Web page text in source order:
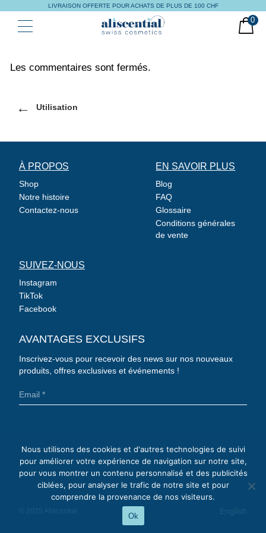
LIVRAISON OFFERTE POUR ACHATS DE PLUS DE 100 CHF
BOUTIQUE
BLOG
CONNEXION
0
Les commentaires sont fermés.
← Utilisation
À PROPOS
Shop
Notre histoire
Contactez-nous
EN SAVOIR PLUS
Blog
FAQ
Glossaire
Conditions générales
de vente
SUIVEZ-NOUS
Instagram
TikTok
Facebook
AVANTAGES EXCLUSIFS
Inscrivez-vous pour recevoir des news sur nos nouveaux
produits, offres exclusives et événements !
© 2025 Aliscential English
Nous utilisons des cookies et d'autres technologies de suivi
pour améliorer votre expérience de navigation sur notre site,
pour vous montrer un contenu personnalisé et des publicités
ciblées, pour analyser le trafic de notre site et pour
comprendre la provenance de nos visiteurs.
Ok